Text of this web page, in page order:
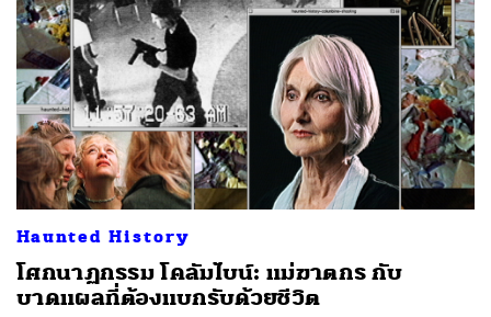
Haunted History
โศกนาฏกรรม โคลัมไบน์: แม่ฆาตกร กับ
บาดแผลที่ต้องแบกรับด้วยชีวิต